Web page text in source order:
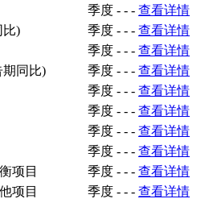
季度 - - - 查看详情
比)
季度 - - - 查看详情
季度 - - - 查看详情
期同比)
季度 - - - 查看详情
季度 - - - 查看详情
季度 - - - 查看详情
季度 - - - 查看详情
季度 - - - 查看详情
项目
季度 - - - 查看详情
项目
季度 - - - 查看详情